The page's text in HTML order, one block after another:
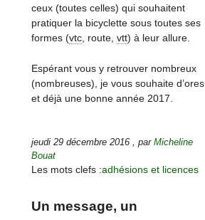
ceux (toutes celles) qui souhaitent
pratiquer la bicyclette sous toutes ses
formes (vtc, route,vtt) à leur allure.
Espérant vous y retrouver nombreux
(nombreuses), je vous souhaite d’ores
et déjà une bonne année 2017.
jeudi 29 décembre 2016 ,parMicheline
Bouat
Les mots clefs :adhésions et licences
Un message, un